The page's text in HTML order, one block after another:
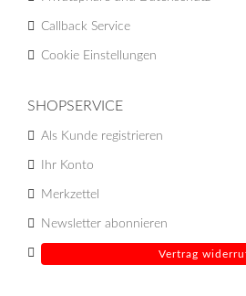
Callback Service
Cookie Einstellungen
SHOPSERVICE
Als Kunde registrieren
Ihr Konto
Merkzettel
Newsletter abonnieren
Vertrag